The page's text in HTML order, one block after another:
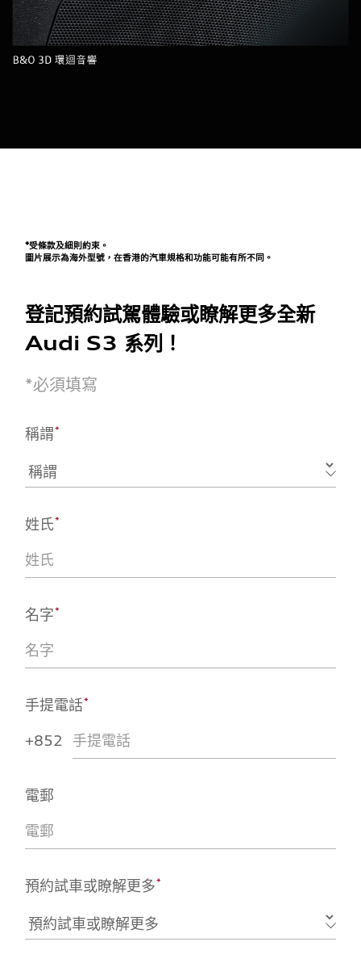
*受條款及細則約束。
圖片展示為海外型號，在香港的汽車規格和功能可能有所不同。
登記預約試駕體驗或瞭解更多全新
Audi S3 系列！
*必須填寫
稱謂*
姓氏*
名字*
手提電話*
+852
電郵
預約試車或瞭解更多*